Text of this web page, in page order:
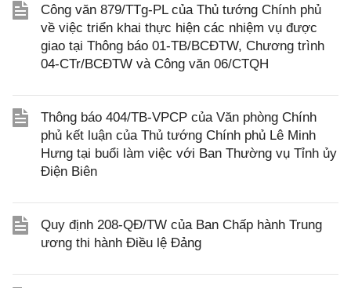
Công văn 879/TTg-PL của Thủ tướng Chính phủ
về việc triển khai thực hiện các nhiệm vụ được
giao tại Thông báo 01-TB/BCĐTW, Chương trình
04-CTr/BCĐTW và Công văn 06/CTQH
Thông báo 404/TB-VPCP của Văn phòng Chính
phủ kết luận của Thủ tướng Chính phủ Lê Minh
Hưng tại buổi làm việc với Ban Thường vụ Tỉnh ủy
Điện Biên
Quy định 208-QĐ/TW của Ban Chấp hành Trung
ương thi hành Điều lệ Đảng